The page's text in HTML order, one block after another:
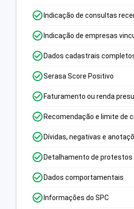
Indicação de consultas
Indicação de empresas
Dados cadastrais
Serasa Score Positivo
Faturamento ou renda
Recomendação e limite de
Dívidas, negativas e
Detalhamento de protestos
Dados comportamentais
Informações do SPC